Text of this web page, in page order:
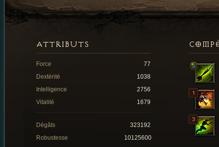
ATTRIBUTS
Force
77
Dextérité
1038
Intelligence
2756
Vitalité
1679
Dégâts
323192
Robustesse
10125600